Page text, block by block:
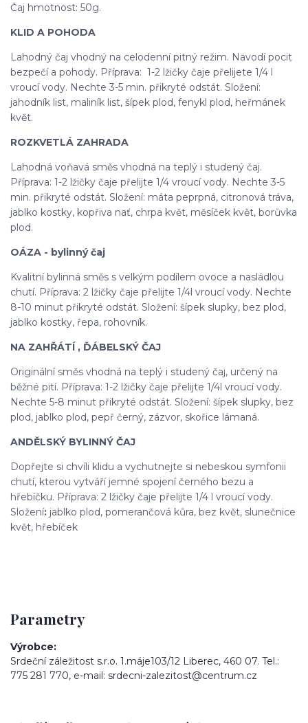
Čaj hmotnost: 50g.
KLID A POHODA
Lahodný čaj vhodný na celodenní pitný režim. Navodí pocit
bezpečí a pohody. Příprava: 1-2 lžičky čaje přelijete 1/4 l
vroucí vody. Nechte 3-5 min. přikryté odstát. Složení:
jahodník list, maliník list, šípek plod, fenykl plod, heřmánek
květ.
ROZKVETLÁ ZAHRADA
Lahodná voňavá směs vhodná na teplý i studený čaj.
Příprava: 1-2 lžičky čaje přelijte 1/4 vroucí vody. Nechte 3-5
min. přikryté odstát. Složení: máta peprpná, citronová tráva,
jablko kostky, kopřiva nať, chrpa květ, měsíček květ, borůvka
plod.
OÁZA - bylinný čaj
Kvalitní bylinná směs s velkým podílem ovoce a nasládlou
chutí. Příprava: 2 lžičky čaje přelijte 1/4l vroucí vody. Nechte
8-10 minut přikryté odstát. Složení: šípek slupky, bez plod,
jablko kostky, řepa, rohovník.
NA ZAHŘÁTÍ , ĎÁBELSKÝ ČAJ
Originální směs vhodná na teplý i studený čaj, určený na
běžné pití. Příprava: 1-2 lžičky čaje přelijte 1/4l vroucí vody.
Nechte 5-8 minut přikryté odstát. Složení: šípek slupky, bez
plod, jablko plod, pepř černý, zázvor, skořice lámaná.
ANDĚLSKÝ BYLINNÝ ČAJ
Dopřejte si chvíli klidu a vychutnejte si nebeskou symfonii
chutí, kterou vytváří jemné spojení černého bezu a
hřebíčku. Příprava: 2 lžičky čaje přelijte 1/4 l vroucí vody.
Složení: jablko plod, pomerančová kůra, bez květ, slunečnice
květ, hřebíček
Parametry
Výrobce
Srdeční záležitost s.r.o. 1.máje103/12 Liberec, 460 07. Tel.:
775 281 770, e-mail: srdecni-zalezitost@centrum.cz